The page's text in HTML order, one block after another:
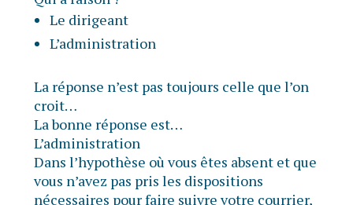
Le dirigeant
L’administration
La réponse n’est pas toujours celle que l’on
croit…
La bonne réponse est…
L’administration
Dans l’hypothèse où vous êtes absent et que
vous n’avez pas pris les dispositions
nécessaires pour faire suivre votre courrier,